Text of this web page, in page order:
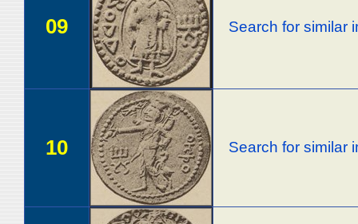
09 Search for similar
10 Search for similar